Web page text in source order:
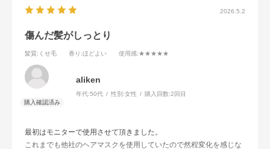
2026.5.2
傷んだ髪がしっとり
髪質:くせ毛 香り :ほどよい 使用感:★★★★★
aliken
年代:50代 性別:女性 購入回数:2回目
最初はモニターで使用させて頂きました。
これまでも他社のヘアマスクを使用していたので然程変化を感じな